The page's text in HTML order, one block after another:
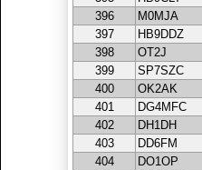
396
M0MJA
397
HB9DDZ
398
OT2J
399
SP7SZC
400
OK2AK
401
DG4MFC
402
DH1DH
403
DD6FM
404
DO1OP